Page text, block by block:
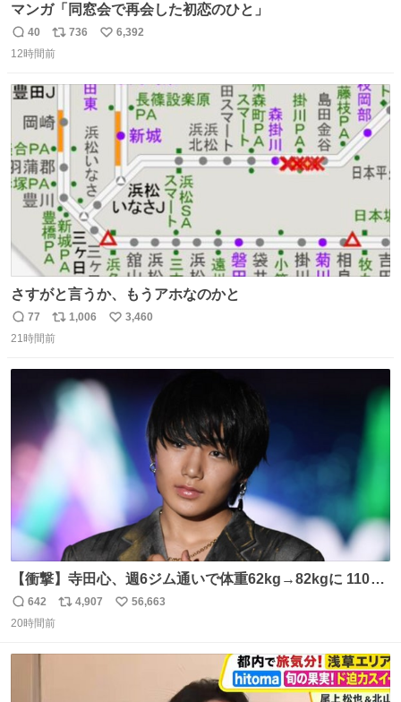
マンガ「同窓会で再会した初恋のひと」
返
信
40
リ
ポ
ト
数
736
い
6,392
12時間前
さすがと言うか、もうアホなのかと
返
信
77
リ
ポ
ト
数
1,006
い
3,460
21時間前
【衝撃】寺田心、週6ジム通いで体重62kg→82kgに 110kg
のベンチプレス持ち上げる姿披露
news.livedoor.com/article/detail… 元々自重のみだった
のためおにぎり10個、ゼリー飲料3～4本、パスタと毎日4
千kcalオーバーの食事を摂取し、増量したという。
返
信
642
リ
4,907
い
56,663
20時間前